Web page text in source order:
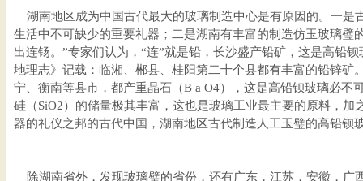
湖南地区成为中国古代最大的玻璃制造中心是有原因的。一是
生活中不可缺少的重要礼器；二是湖南有丰富的制造仿玉玻璃璧
出连钖。”专家们认为，“连”就是铅，长沙盛产铅矿，这是高铅
地理志》记载：临湘、郴县、桂阳第二十个县都有丰富的铅锌矿
宁、衡南等县市，都产重晶石（B a O4），这是高铅钡玻璃必不
硅（SiO2）的储量极其丰富，这也是玻璃工业最主要的原料，加
器的礼仪之邦的古代中国，湖南地区古代制造人工玉璧的高铅钡
除湖南省外，发现玻璃璧的省份，还有广东，江苏，安徽，广